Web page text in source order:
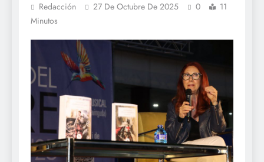
Redacción 27 De Octubre De 2025 0
11
Minutos